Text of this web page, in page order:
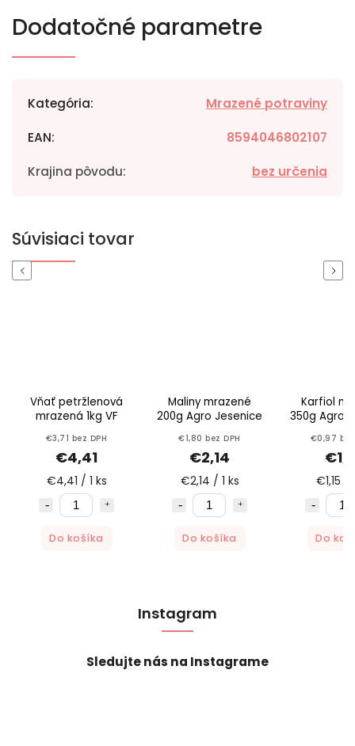
Dodatočné parametre
Kategória: Mrazené potraviny
EAN: 8594046802107
Krajina pôvodu: bez určenia
Súvisiaci tovar
Previous
Vňať petržlenová
mrazená 1kg VF
€3,71 bez DPH
€4,41
€4,41 / 1 ks
Do košíka
Maliny mrazené
200g Agro Jesenice
€1,80 bez DPH
€2,14
€2,14 / 1 ks
Do košíka
Karfiol
350g Agro
€0,97 bez
€1,15 /
Do
Next
Instagram
Sledujte nás na Instagrame